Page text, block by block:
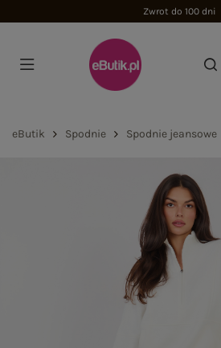
Zwrot do 100 dni
eButik Spodnie Spodnie jeansowe